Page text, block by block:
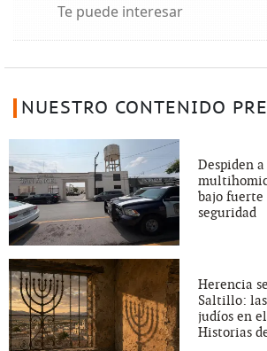
Te puede interesar
NUESTRO CONTENIDO
Despiden
bajo fuerte
seguridad
Herencia
Saltillo:
judíos en
Historias